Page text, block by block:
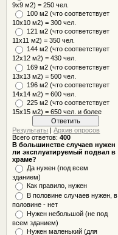
9х9 м2) = 250 чел.
100 м2 (что соответствует
10x10 м2) = 300 чел.
121 м2 (что соответствует
11х11 м2) = 350 чел.
144 м2 (что соответствует
12х12 м2) = 430 чел.
169 м2 (что соответствует
13х13 м2) = 500 чел.
196 м2 (что соответствует
14х14 м2) = 600 чел.
225 м2 (что соответствует
15х15 м2) = 650 чел. и более
Результаты |Архив опросов
Всего ответов:400
В большинстве случаев нужен
ли эксплуатируемый подвал в
храме?
Да нужен (под всем
зданием)
Как правило, нужен
В половине случаев нужен, в
половине - нет
Нужен небольшой (не под
всем зданием)
Нужен маленький (для